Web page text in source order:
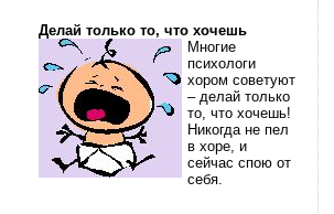
Делай только то, что хочешь
Многие
психологи
хором советуют
– делай только
то, что хочешь!
Никогда не пел
в хоре, и
сейчас спою от
себя.